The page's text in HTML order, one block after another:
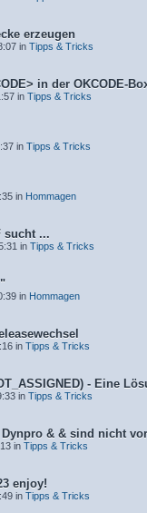
erzeugen
in Tipps & Tricks
in der OKCODE-
in Tipps & Tricks
in Tipps & Tricks
in Hommagen
sucht ...
in Tipps & Tricks
in Hommagen
in Tipps & Tricks
- Eine
in Tipps & Tricks
& & sind nicht
in Tipps & Tricks
enjoy!
in Tipps & Tricks